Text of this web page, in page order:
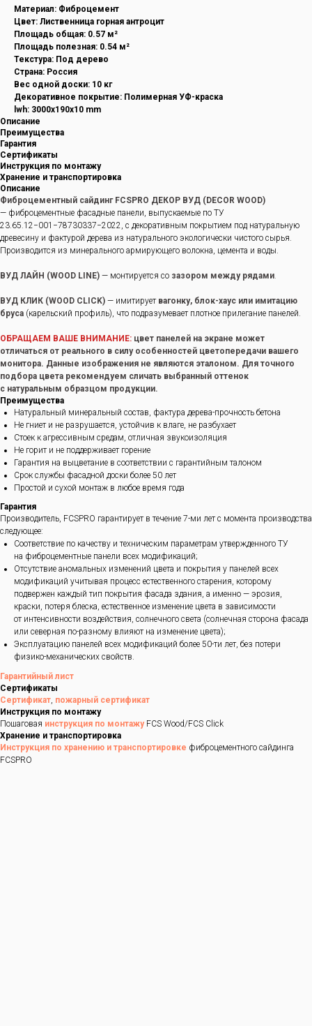
Материал: Фиброцемент
Цвет: Лиственница горная антроцит
Площадь общая: 0.57 м²
Площадь полезная: 0.54 м²
Текстура: Под дерево
Страна: Россия
Вес одной доски: 10 кг
Декоративное покрытие: Полимерная УФ-краска
lwh: 3000x190x10 mm
Описание
Преимущества
Гарантия
Сертификаты
Инструкция по монтажу
Хранение и транспортировка
Описание
Фиброцементный сайдинг FCSPRO ДЕКОР ВУД (DECOR WOOD)
— фиброцементные фасадные панели, выпускаемые по ТУ
23.65.12−001−78730337−2022, с декоративным покрытием под натуральную
древесину и фактурой дерева из натурального экологически чистого сырья.
Производится из минерального армирующего волокна, цемента и воды.
ВУД ЛАЙН (WOOD LINE) — монтируется со зазором между рядами.
ВУД КЛИК (WOOD CLICK) — имитирует вагонку, блок-хаус или имитацию
бруса (карельский профиль), что подразумевает плотное прилегание панелей.
ОБРАЩАЕМ ВАШЕ ВНИМАНИЕ: цвет панелей на экране может
отличаться от реального в силу особенностей цветопередачи вашего
монитора. Данные изображения не являются эталоном. Для точного
подбора цвета рекомендуем сличать выбранный оттенок
с натуральным образцом продукции.
Преимущества
Натуральный минеральный состав, фактура дерева-прочность бетона
Не гниет и не разрушается, устойчив к влаге, не разбухает
Стоек к агрессивным средам, отличная звукоизоляция
Не горит и не поддерживает горение
Гарантия на выцветание в соответствии с гарантийным талоном
Срок службы фасадной доски более 50 лет
Простой и сухой монтаж в любое время года
Гарантия
Производитель, FCSPRO гарантирует в течение 7-ми лет с момента производства
следующее:
Соответствие по качеству и техническим параметрам утвержденного ТУ
на фиброцементные панели всех модификаций;
Отсутствие аномальных изменений цвета и покрытия у панелей всех
модификаций учитывая процесс естественного старения, которому
подвержен каждый тип покрытия фасада здания, а именно — эрозия,
краски, потеря блеска, естественное изменение цвета в зависимости
от интенсивности воздействия, солнечного света (солнечная сторона фасада
или северная по-разному влияют на изменение цвета);
Эксплуатацию панелей всех модификаций более 50-ти лет, без потери
физико-механических свойств.
Гарантийный лист
Сертификаты
Сертификат, пожарный сертификат
Инструкция по монтажу
Пошаговая инструкция по монтажуFCS Wood/FCS Click
Хранение и транспортировка
Инструкция по хранению и транспортировке фиброцементного сайдинга
FCSPRO